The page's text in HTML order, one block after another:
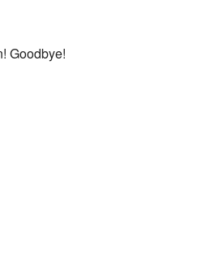
Goodbye!